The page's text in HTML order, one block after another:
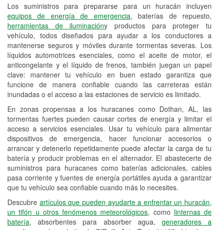
Los suministros para prepararse para un huracán incluyen
equipos de energía de emergencia, baterías de repuesto,
herramientas de iluminacióny productos para proteger tu
vehículo, todos diseñados para ayudar a los conductores a
mantenerse seguros y móviles durante tormentas severas. Los
líquidos automotrices esenciales, como el aceite de motor, el
anticongelante y el líquido de frenos, también juegan un papel
clave: mantener tu vehículo en buen estado garantiza que
funcione de manera confiable cuando las carreteras están
inundadas o el acceso a las estaciones de servicio es limitado.
En zonas propensas a los huracanes como Dothan, AL, las
tormentas fuertes pueden causar cortes de energía y limitar el
acceso a servicios esenciales. Usar tu vehículo para alimentar
dispositivos de emergencia, hacer funcionar accesorios o
arrancar y detenerlo repetidamente puede afectar la carga de tu
batería y producir problemas en el alternador. El abastecerte de
suministros para huracanes como baterías adicionales, cables
pasa corriente y fuentes de energía portátiles ayuda a garantizar
que tu vehículo sea confiable cuando más lo necesites.
Descubre artículos que pueden ayudarte a enfrentar un huracán,
un tifón u otros fenómenos meteorológicos, como linternas de
batería, absorbentes para absorber agua, generadores a
Reciclaje de baterías y aceite
Instalación de bombillas de faros
Instalación de limpiaparabrisas
Programa de Préstamo de
Herramientas
Rectificación de tambores y discos de
freno
Hurricane Supplies
Conoce más